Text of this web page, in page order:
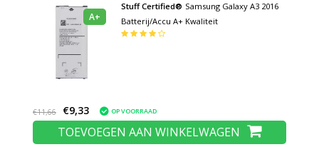
A+
Stuff Certified® Samsung Galaxy A3 2016
Batterij/Accu A+ Kwaliteit
€11,66 €9,33 OP VOORRAAD
TOEVOEGEN AAN WINKELWAGEN